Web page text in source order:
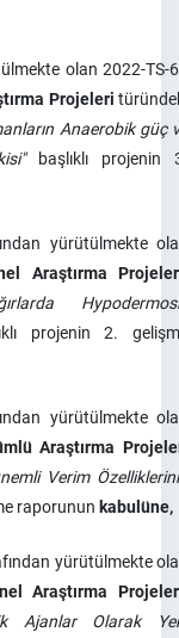
olan 2022-TS-
Projeleri
Anaerobik güç
başlıklı projenin
yürütülmekte
Araştırma
projenin 2.
yürütülmekte
Araştırma
Verim
raporunun kabulüne,
yürütülmekte
Araştırma
Ajanlar Olarak